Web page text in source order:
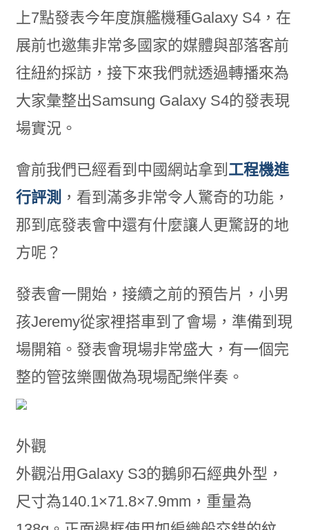
上7點發表今年度旗艦機種Galaxy S4，在
展前也邀集非常多國家的媒體與部落客前
往紐約採訪，接下來我們就透過轉播來為
大家彙整出Samsung Galaxy S4的發表現
場實況。
會前我們已經看到中國網站拿到 工程機進
行評測 ，看到滿多非常令人驚奇的功能，
那到底發表會中還有什麼讓人更驚訝的地
方呢？
發表會一開始，接續之前的預告片，小男
孩Jeremy從家裡搭車到了會場，準備到現
場開箱。發表會現場非常盛大，有一個完
整的管弦樂團做為現場配樂伴奏。
外觀
外觀沿用Galaxy S3的鵝卵石經典外型，
尺寸為140.1×71.8×7.9mm，重量為